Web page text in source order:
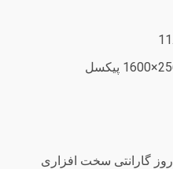
دستگاه ها و قطعات استوک 15 روز گارانتی سخت افزاری